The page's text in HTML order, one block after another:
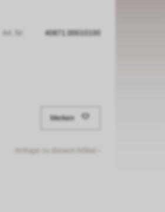
40871.00010100
Merken
Anfrage zu diesem Artikel ›